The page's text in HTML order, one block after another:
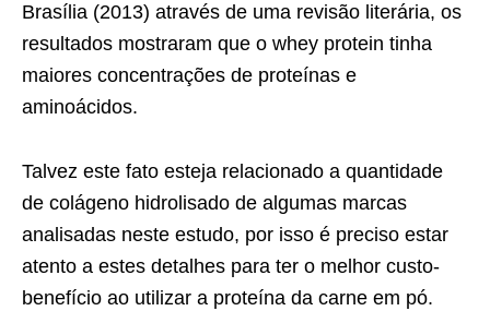
Brasília (2013) através de uma revisão literária, os
resultados mostraram que o whey protein tinha
maiores concentrações de proteínas e
aminoácidos.
Talvez este fato esteja relacionado a quantidade
de colágeno hidrolisado de algumas marcas
analisadas neste estudo, por isso é preciso estar
atento a estes detalhes para ter o melhor custo-
benefício ao utilizar a proteína da carne em pó.